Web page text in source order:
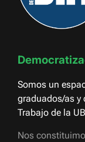
Somos un
graduados/as y
Trabajo de la
Nos